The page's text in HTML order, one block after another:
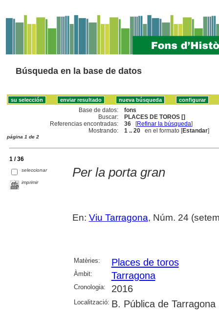
Búsqueda en la base de datos
Base de datos:
fons
Buscar:
PLACES DE TOROS []
Referencias encontradas:
36 [Refinar la búsqueda]
Mostrando:
1 .. 20 en el formato [Estandar]
página 1 de 2
1 / 36
seleccionar
imprimir
Per la porta gran
En: Viu Tarragona, Núm. 24
Matèries: Places de toros
Àmbit: Tarragona
Cronologia: 2016
Localització: B. Pública de Tarragona